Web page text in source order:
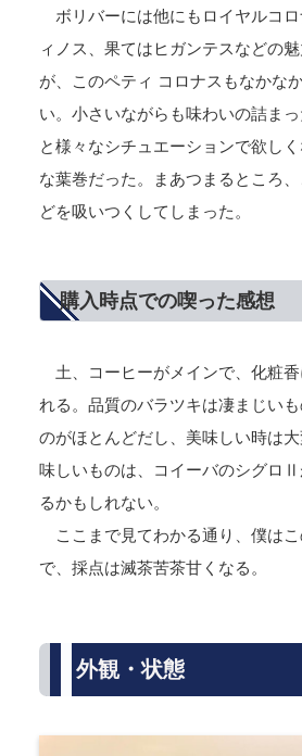
ボリバーには他にもロイヤルコロ
ィノス、果てはヒガンテスなどの
が、このペティ コロナスもなかな
い。小さいながらも味わいの詰ま
と様々なシチュエーションで欲し
な葉巻だった。まあつまるところ
どを吸いつくしてしまった。
購入時点での喫った感想
土、コーヒーがメインで、化粧
れる。品質のバラツキは凄まじい
のがほとんどだし、美味しい時は
味しいものは、コイーバのシグロⅡ
るかもしれない。
ここまで見てわかる通り、僕は
で、採点は滅茶苦茶甘くなる。
外観・状態